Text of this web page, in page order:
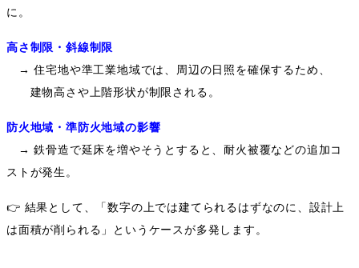
に。
高さ制限・斜線制限
→住宅地や準工業地域では、周辺の日照を確保するため、
建物高さや上階形状が制限される。
防火地域・準防火地域の影響
→鉄骨造で延床を増やそうとすると、耐火被覆などの追加コ
ストが発生。
👉 結果として、「数字の上では建てられるはずなのに、設計上
は面積が削られる」というケースが多発します。